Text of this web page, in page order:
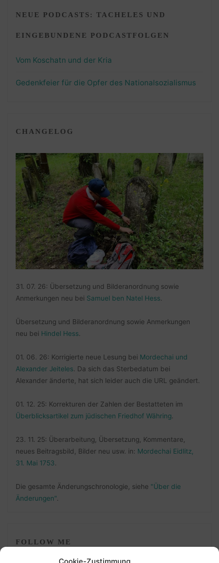
NEUE PODCASTS: TACHELES UND
EINGEBUNDENE PODCASTFOLGEN
Vom Koschatn und der Kria
Gedenkfeier für die Opfer des Nationalsozialismus
CHANGELOG
31. 07. 26: Übersetzung und Bilderanordnung sowie
Anmerkungen neu bei Samuel ben Natel Hess.
Übersetzung und Bilderanordnung sowie Anmerkungen
neu bei Hindel Hess.
01. 06. 26: Korrigierte neue Lesung bei Mordechai und
Alexander Jeiteles. Da sich das Sterbedatum bei
Alexander änderte, hat sich leider auch die URL geändert.
01. 12. 25: Korrekturen der Zahlen der Bestatteten im
Überblicksartikel zum jüdischen Friedhof Währing.
23. 11. 25: Überarbeitung, Übersetzung, Kommentare,
neues Beitragsbild, Bilder neu usw. in: Mordechai Eidlitz,
31. Mai 1753.
Die gesamte Änderungschronologie, siehe "Über die
Änderungen".
FOLLOW ME